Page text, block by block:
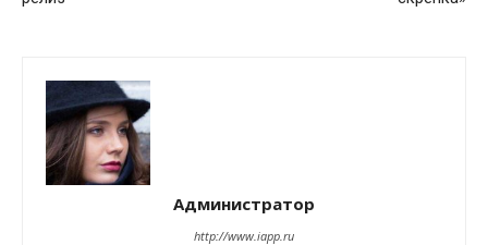
Администратор
http://www.iapp.ru